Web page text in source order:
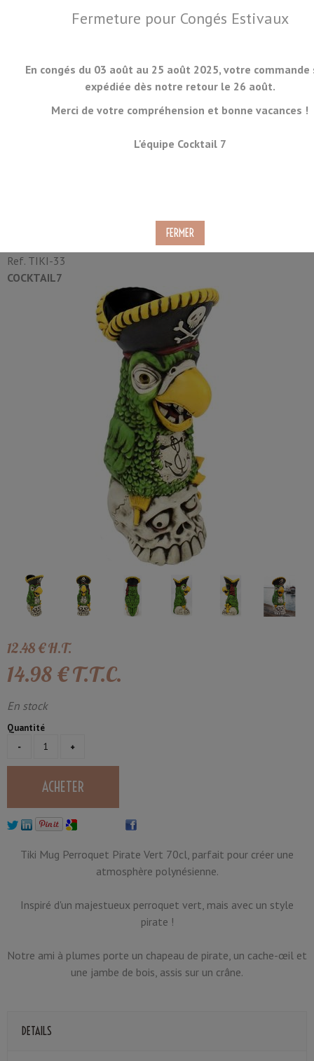
MENU
Fermeture pour Congés Estivaux
En congés du 03 août au 25 août 2025, votre commande
expédiée dès notre retour le 26 août.
Merci de votre compréhension et bonne vacances !
L'équipe Cocktail 7
Ref. TIKI-33
COCKTAIL7
12.48€H.T.
14.98 €T.T.C.
En stock
Quantité
Tiki Mug Perroquet Pirate Vert 70cl, parfait pour créer une
atmosphère polynésienne.
Inspiré d'un majestueux perroquet vert, mais avec un style
pirate !
Notre ami à plumes porte un chapeau de pirate, un cache-œil et
une jambe de bois, assis sur un crâne.
DETAILS